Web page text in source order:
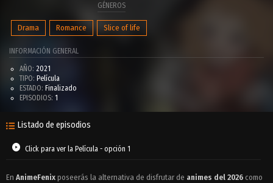
GÉNEROS
Drama Romance Slice of life
INFORMACIÓN GENERAL
AÑO: 2021
TIPO: Película
ESTADO: Finalizado
EPISODIOS: 1
Listado de episodios
Click para ver la Película - opción 1
En AnimeFenix poseerás la alternativa de disfrutar de animes del 2026 como